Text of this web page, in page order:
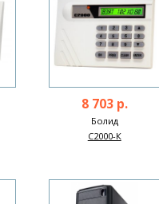
8 703 р.
Болид
С2000-К